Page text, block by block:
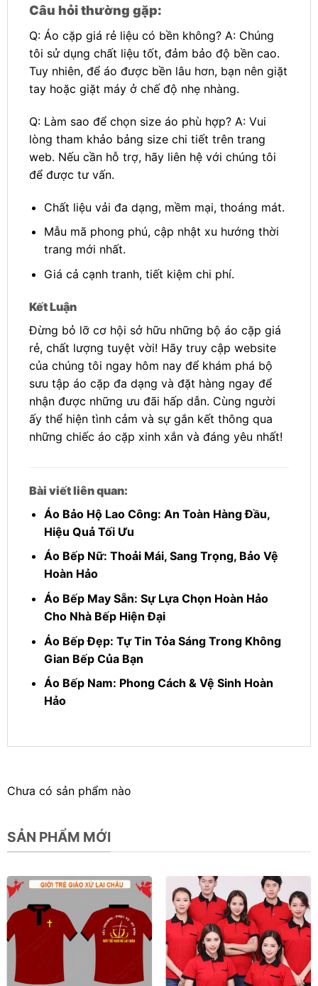
Câu hỏi thường gặp:
Q: Áo cặp giá rẻ liệu có bền không? A: Chúng
tôi sử dụng chất liệu tốt, đảm bảo độ bền cao.
Tuy nhiên, để áo được bền lâu hơn, bạn nên giặt
tay hoặc giặt máy ở chế độ nhẹ nhàng.
Q: Làm sao để chọn size áo phù hợp? A: Vui
lòng tham khảo bảng size chi tiết trên trang
web. Nếu cần hỗ trợ, hãy liên hệ với chúng tôi
để được tư vấn.
Chất liệu vải đa dạng, mềm mại, thoáng mát.
Mẫu mã phong phú, cập nhật xu hướng thời
trang mới nhất.
Giá cả cạnh tranh, tiết kiệm chi phí.
Kết Luận
Đừng bỏ lỡ cơ hội sở hữu những bộ áo cặp giá
rẻ, chất lượng tuyệt vời! Hãy truy cập website
của chúng tôi ngay hôm nay để khám phá bộ
sưu tập áo cặp đa dạng và đặt hàng ngay để
nhận được những ưu đãi hấp dẫn. Cùng người
ấy thể hiện tình cảm và sự gắn kết thông qua
những chiếc áo cặp xinh xắn và đáng yêu nhất!
Bài viết liên quan:
Áo Bảo Hộ Lao Công: An Toàn Hàng Đầu,
Hiệu Quả Tối Ưu
Áo Bếp Nữ: Thoải Mái, Sang Trọng, Bảo Vệ
Hoàn Hảo
Áo Bếp May Sẵn: Sự Lựa Chọn Hoàn Hảo
Cho Nhà Bếp Hiện Đại
Áo Bếp Đẹp: Tự Tin Tỏa Sáng Trong Không
Gian Bếp Của Bạn
Áo Bếp Nam: Phong Cách & Vệ Sinh Hoàn
Hảo
Chưa có sản phẩm nào
SẢN PHẨM MỚI